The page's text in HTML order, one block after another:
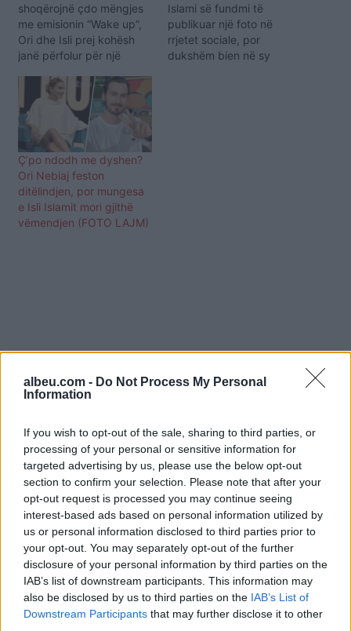
albeu.com - Do Not Process My Personal
Information
If you wish to opt-out of the sale, sharing to third parties, or
processing of your personal or sensitive information for
targeted advertising by us, please use the below opt-out
section to confirm your selection. Please note that after your
opt-out request is processed you may continue seeing
interest-based ads based on personal information utilized by
us or personal information disclosed to third parties prior to
your opt-out. You may separately opt-out of the further
disclosure of your personal information by third parties on the
IAB’s list of downstream participants. This information may
also be disclosed by us to third parties on the IAB’s List of
Downstream Participants that may further disclose it to other
shoqërojnë çdo mëngjes
me emisionin “Wake up”,
Ori dhe Isli prej kohësh
janë përfolur për një
kishte preferuar të mos i
komentonte këto
thashetheme. Por Isli i
ftuar pasditen e sotme
tek “Rudina” ka folur për
herë të parë për
marrëdhënien…
Islami së fundmi të
publikuar një foto në
rrjetet sociale, por
dukshëm bien në sy
Ç’po ndodh me dyshen?
Ori Nebiaj feston
ditëlindjen, por mungesa
e Isli Islamit mori gjithë
vëmendjen (FOTO LAJM)
Shtuarmë17.12.2022 08:56
Tags:
isli dwst , isli islami ,
isli islami divorci i
prinderve